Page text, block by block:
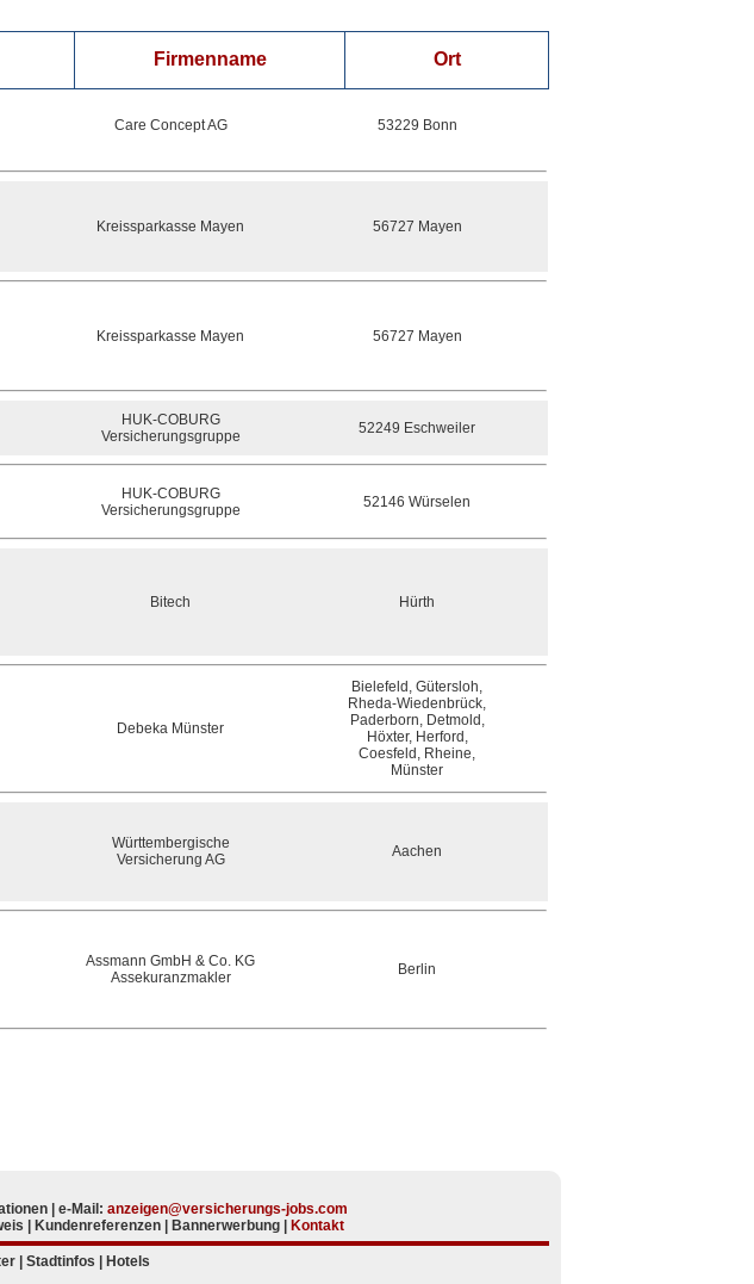
Firmenname Ort
Care Concept AG 53229 Bonn
Kreissparkasse Mayen 56727 Mayen
Kreissparkasse Mayen 56727 Mayen
HUK-COBURG
Versicherungsgruppe
52249 Eschweiler
HUK-COBURG
Versicherungsgruppe
52146 Würselen
Bitech Hürth
Debeka Münster
Bielefeld, Gütersloh,
Rheda-Wiedenbrück,
Paderborn, Detmold,
Höxter, Herford,
Coesfeld, Rheine,
Münster
Württembergische
Versicherung AG
Aachen
Assmann GmbH & Co. KG
Assekuranzmakler
Berlin
| e-Mail: anzeigen@versicherungs-jobs.com
Kundenreferenzen Bannerwerbung Kontakt
| Stadtinfos Hotels